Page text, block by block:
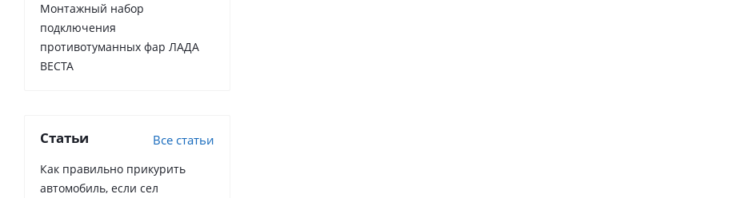
Монтажный набор
подключения
противотуманных фар ЛАДА
ВЕСТА
Статьи Все статьи
Как правильно прикурить
автомобиль, если сел